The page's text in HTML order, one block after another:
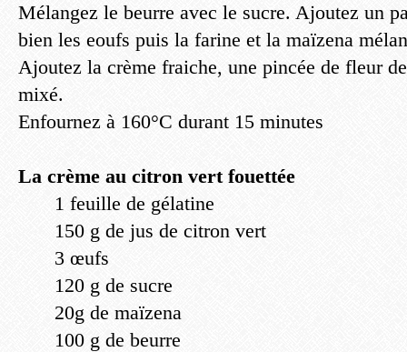
Mélangez le beurre avec le sucre. Ajoutez un
bien les eoufs puis la farine et la maïzena
Ajoutez la crème fraiche, une pincée de fleur
mixé.
Enfournez à 160°C durant 15 minutes
La crème au citron vert fouettée
1 feuille de gélatine
150 g de jus de citron vert
3 œufs
120 g de sucre
20g de maïzena
100 g de beurre